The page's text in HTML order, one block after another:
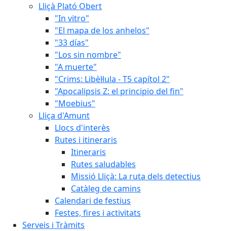
Lliçà Plató Obert
"In vitro"
"El mapa de los anhelos"
"33 días"
"Los sin nombre"
"A muerte"
"Crims: Libèl·lula - T5 capítol 2"
"Apocalipsis Z: el principio del fin"
"Moebius"
Lliça d'Amunt
Llocs d'interès
Rutes i itineraris
Itineraris
Rutes saludables
Missió Lliçà: La ruta dels detectius
Catàleg de camins
Calendari de festius
Festes, fires i activitats
Serveis i Tràmits